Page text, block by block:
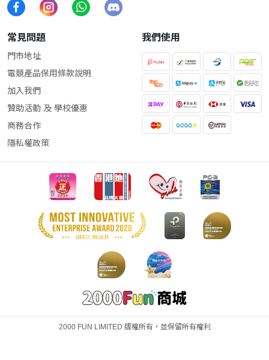
常見問題
門市地址
電競產品保用條款說明
加入我們
贊助活動 及 學校優惠
商務合作
隱私權政策
我們使用
2000 FUN LIMITED 版權所有，並保留所有權利